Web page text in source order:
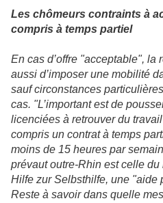
Les chômeurs contraints à
compris à temps partiel
En cas d’offre "acceptable", la
aussi d’imposer une mobilité
sauf circonstances
cas. "L’important est de
licenciées à retrouver du
compris un contrat à temps
moins de 15 heures par
prévaut outre-Rhin est celle du
Hilfe zur Selbsthilfe, une "aide
Reste à savoir dans quelle